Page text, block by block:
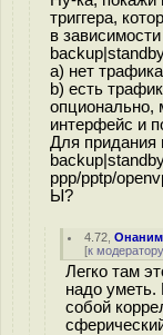
триггера,
в
a) нет
b) есть
опционально,
интерфейс и
Для придания
ppp/pptp/
Ы?
4.72 ,Онаним
[к модератору
Легко там
надо уметь.
собой